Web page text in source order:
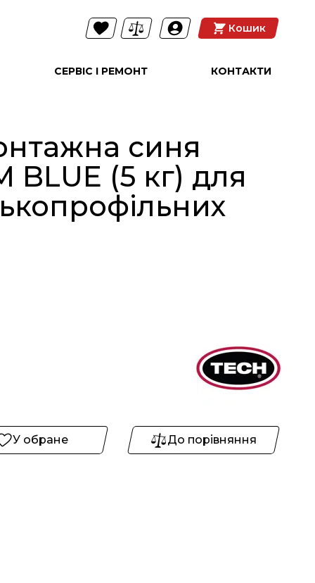
Кошик
СЕРВІС І РЕМОНТ КОНТАКТИ
ХІТ
синя
BLUE (5 кг) для
У обране До порівняння